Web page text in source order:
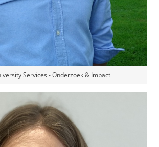
Services - Onderzoek & Impact